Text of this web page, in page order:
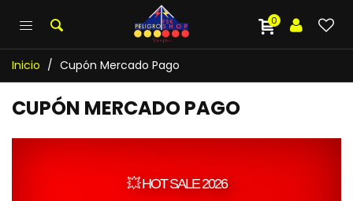
0
Inicio / Cupón Mercado Pago
CUPÓN MERCADO PAGO
💥 HOT SALE 2026